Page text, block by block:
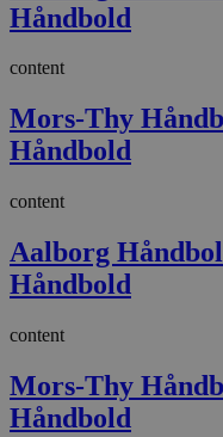
Håndbold
content
Mors-Thy
Håndbold
content
Aalborg
Håndbold
content
Mors-Thy
Håndbold